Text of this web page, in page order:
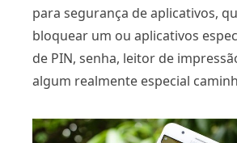
para segurança de aplicativos,
bloquear um ou aplicativos
de PIN, senha, leitor de
algum realmente especial